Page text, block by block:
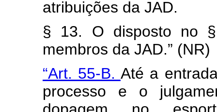
atribuições da JAD.
§ 13. O disposto no
membros da JAD.” (NR)
“Art. 55-B. Até a
processo e o